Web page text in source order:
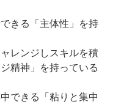
きる「主体性」を持
レンジしスキルを積
精神」を持っている
できる「粘りと集中